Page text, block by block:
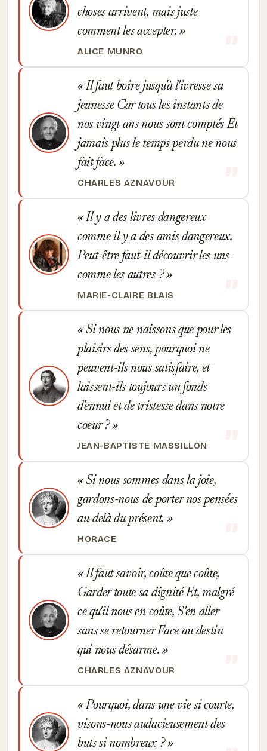
choses arrivent, mais juste
comment les accepter.
ALICE MUNRO
Il faut boire jusqu'à l'ivresse sa
jeunesse Car tous les instants de
nos vingt ans nous sont comptés Et
jamais plus le temps perdu ne nous
fait face.
CHARLES AZNAVOUR
Il y a des livres dangereux
comme il y a des amis dangereux.
Peut-être faut-il découvrir les uns
comme les autres ?
MARIE-CLAIRE BLAIS
Si nous ne naissons que pour les
plaisirs des sens, pourquoi ne
peuvent-ils nous satisfaire, et
laissent-ils toujours un fonds
d'ennui et de tristesse dans notre
coeur ?
JEAN-BAPTISTE MASSILLON
Si nous sommes dans la joie,
gardons-nous de porter nos pensées
au-delà du présent.
HORACE
Il faut savoir, coûte que coûte,
Garder toute sa dignité Et, malgré
ce qu'il nous en coûte, S'en aller
sans se retourner Face au destin
qui nous désarme.
CHARLES AZNAVOUR
Pourquoi, dans une vie si courte,
visons-nous audacieusement des
buts si nombreux ?